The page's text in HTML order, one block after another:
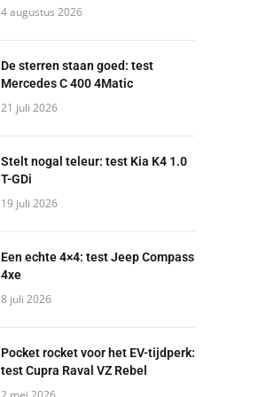
4 augustus 2026
De sterren staan goed: test
Mercedes C 400 4Matic
21 juli 2026
Stelt nogal teleur: test Kia K4 1.0
T-GDi
19 juli 2026
Een echte 4×4: test Jeep Compass
4xe
8 juli 2026
Pocket rocket voor het EV-tijdperk:
test Cupra Raval VZ Rebel